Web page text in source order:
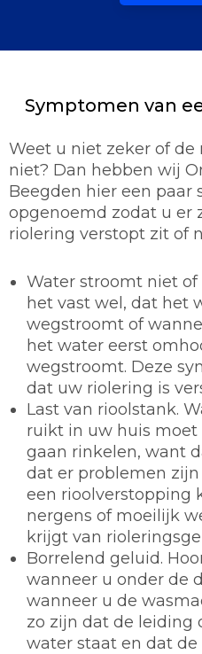
Symptomen van
Weet u niet zeker of
niet? Dan hebben wij
Beegden hier een paar
opgenoemd zodat u er
riolering verstopt zit of
Water stroomt niet
het vast wel, dat het
wegstroomt of
het water eerst
wegstroomt. Deze
dat uw riolering is
Last van rioolstank.
ruikt in uw huis moet
gaan rinkelen, want
dat er problemen
een rioolverstopping
nergens of moeilijk
krijgt van
Borrelend geluid.
wanneer u onder de
wanneer u de
zo zijn dat de leiding
water staat en dat